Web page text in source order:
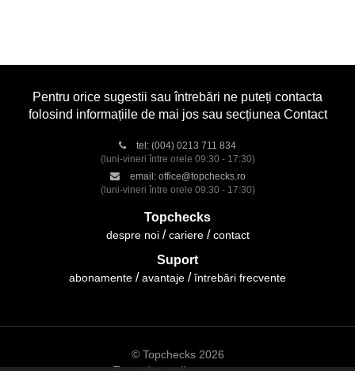
Pentru orice sugestii sau întrebări ne puteți contacta
folosind informațiile de mai jos sau secțiunea Contact
tel: (004) 0213 711 834
(luni-vineri între orele 09:30 - 17:30)
email: office@topchecks.ro
(luni-vineri între orele 09:30 - 17:30)
Topchecks
despre noi cariere contact
Suport
abonamente avantaje întrebări frecvente
© Topchecks 2026